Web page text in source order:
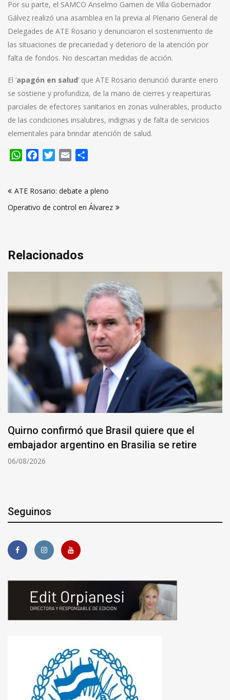
Por su parte, el SAMCO Anselmo Gamen de Villa Gobernador
Gálvez realizó una asamblea en la previa al Plenario General de
Delegades de ATE Rosario y denunciaron el sostenimiento de
las situaciones de precariedad y deterioro de la atención por
falta de fondos. No descartan medidas de acción.
El ‘apagón en salud’ que ATE Rosario denunció durante enero
se sostiene y profundiza, de la mano de cierres y reaperturas
parciales de efectores sanitarios en zonas vulnerables, producto
de las condiciones insalubres, indignas y de falta de servicios
elementales para brindar atención de salud.
WhatsApp
FacebookTwitter
Email
de
entradas
ATE Rosario: debate a pleno
Operativo de control en Álvarez
Relacionados
Quirno confirmó que Brasil quiere que el
embajador argentino en Brasilia se retire
06/08/2026
Seguinos